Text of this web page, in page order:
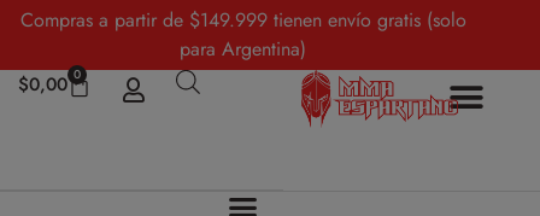
Compras a partir de $149.999 tienen envío gratis (solo
para Argentina)
$0,00 0